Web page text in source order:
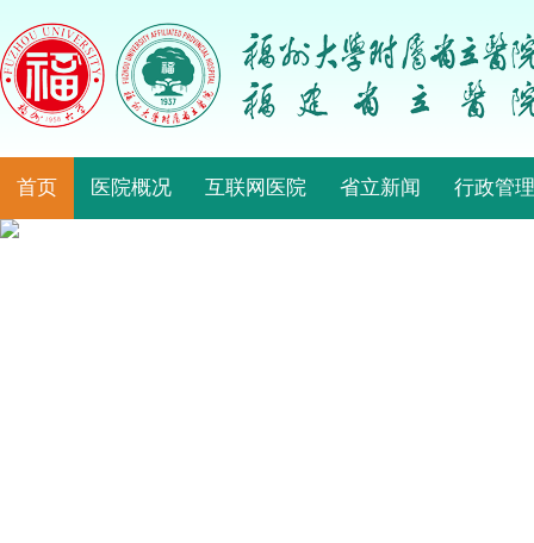
首页 医院概况 互联网医院 省立新闻 行政管理